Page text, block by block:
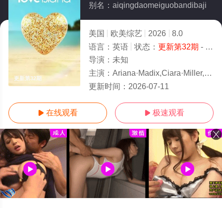
更新第32期
别名：aiqingdaomeiguobandibaji
美国 欧美综艺 2026
8.0
语言： 英语 状态： 更新第32期 - 免费在线观看
导演： 未知
主演： Ariana·Madix,Ciara·Miller,Tefi·Pessoa
更新时间： 2026-07-11
 在线观看  极速观看